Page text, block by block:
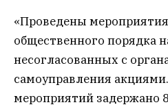
«Проведены
общественного порядка
несогласованных с
самоуправления
мероприятий задержано